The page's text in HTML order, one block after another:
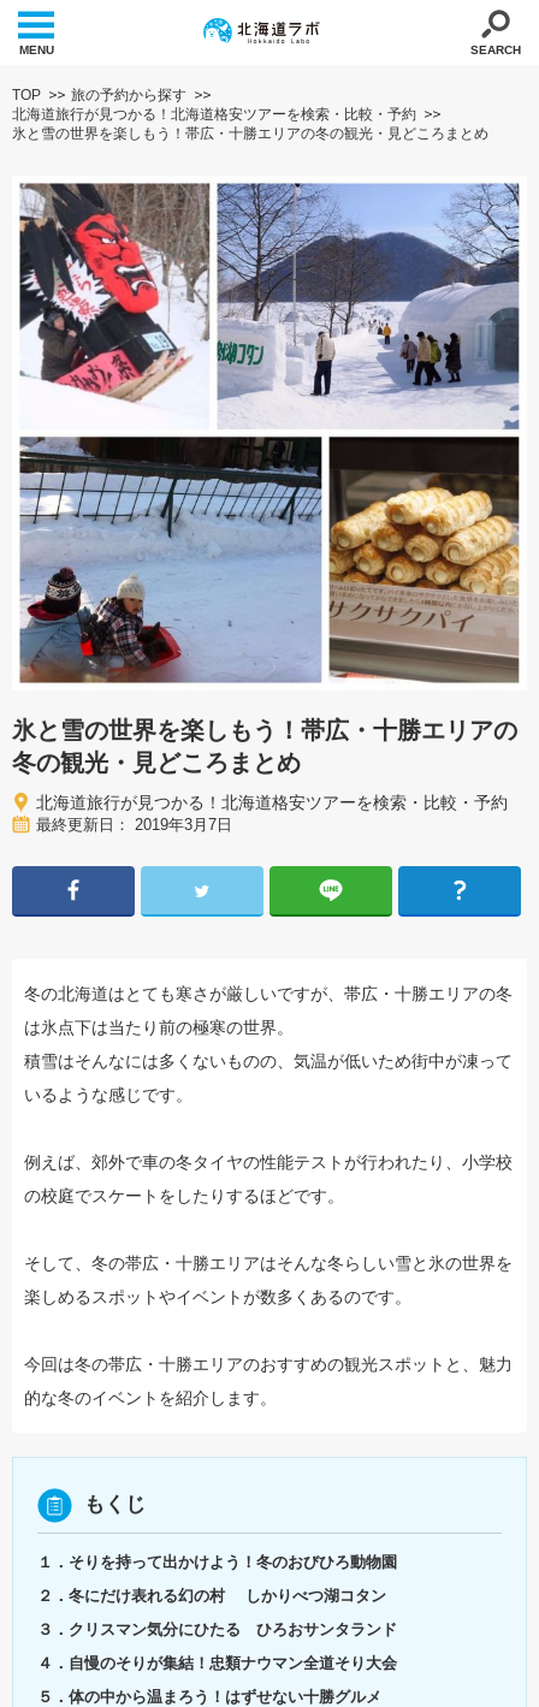
MENU SEARCH
TOP
旅の予約から探す
北海道旅行が見つかる！北海道格安ツアーを検索・比較・予約
氷と雪の世界を楽しもう！帯広・十勝エリアの冬の観光・見どころまとめ
氷と雪の世界を楽しもう！帯広・十勝エリアの
冬の観光・見どころまとめ
北海道旅行が見つかる！北海道格安ツアーを検索・比較・予約
最終更新日： 2019年3月7日
冬の北海道はとても寒さが厳しいですが、帯広・十勝エリアの冬
は氷点下は当たり前の極寒の世界。
積雪はそんなには多くないものの、気温が低いため街中が凍って
いるような感じです。
例えば、郊外で車の冬タイヤの性能テストが行われたり、小学校
の校庭でスケートをしたりするほどです。
そして、冬の帯広・十勝エリアはそんな冬らしい雪と氷の世界を
楽しめるスポットやイベントが数多くあるのです。
今回は冬の帯広・十勝エリアのおすすめの観光スポットと、魅力
的な冬のイベントを紹介します。
もくじ
１．そりを持って出かけよう！冬のおびひろ動物園
２．冬にだけ表れる幻の村 しかりべつ湖コタン
３．クリスマン気分にひたる ひろおサンタランド
４．自慢のそりが集結！忠類ナウマン全道そり大会
５．体の中から温まろう！はずせない十勝グルメ